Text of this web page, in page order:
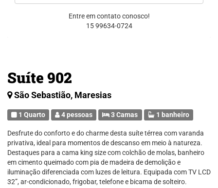
Suíte 902
São Sebastião, Maresias
1 Quarto 4 pessoas 3 Camas 1 banheiro
Desfrute do conforto e do charme desta suíte térrea com varanda
privativa, ideal para momentos de descanso em meio à natureza.
Destaques para a cama king size com colchão de molas, banheiro
em cimento queimado com pia de madeira de demolição e
iluminação diferenciada com luzes de leitura. Equipada com TV LCD
32”, ar-condicionado, frigobar, telefone e bicama de solteiro.
Entre em contato conosco!
15 99634-0724